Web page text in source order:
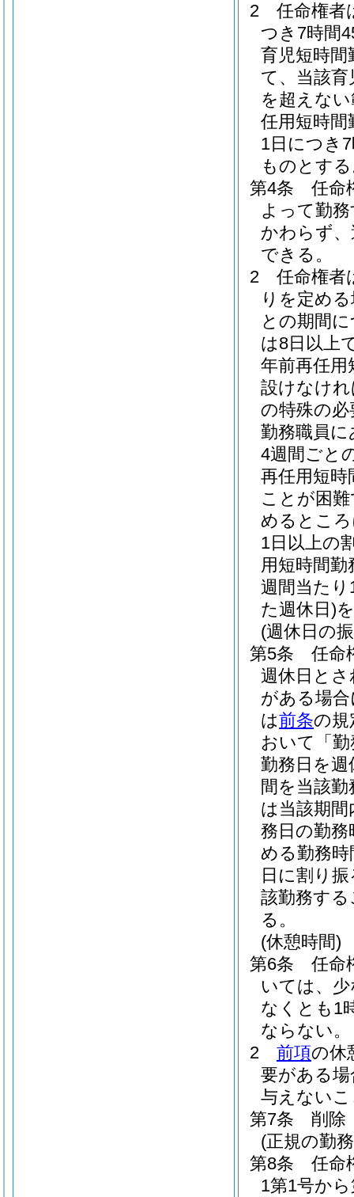
2
任命権者
つき7時間
育児短時
て、当該
を超えな
任用短時
1日につき
ものとす
第4条
任命
よって勤
かわらず
できる。
2
任命権者
りを定め
との期間
は8日以上
年前再任用
設けなけ
の特殊の必
勤務職員に
4週間ごと
再任用短時
ことが困
めるとこ
1日以上の
用短時間
週間当た
た週休日)
(週休日の
第5条
任命
週休日と
がある場
は前条の規
おいて「
勤務日を
間を当該
は当該期
務日の勤
める勤務
日に割り
該勤務す
る。
(休憩時間)
第6条
任命
いては、
なくとも1
ならない。
2
前項の休
要がある
与えない
第7条
削除
(正規の勤
第8条
任命
1第1号か